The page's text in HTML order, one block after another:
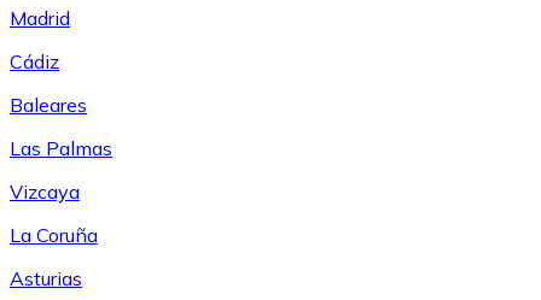
Madrid
Cádiz
Baleares
Las Palmas
Vizcaya
La Coruña
Asturias